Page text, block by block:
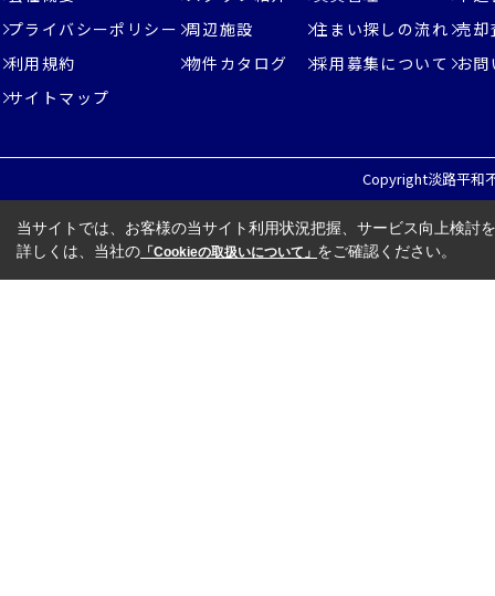
プライバシーポリシー
利用規約
サイトマップ
周辺施設
物件カタログ
住まい探しの流れ
採用募集について
売却
お問
Copyright淡路平和
当サイトでは、お客様の当サイト利用状況把握、サービス向上検討
詳しくは、当社の 「Cookieの取扱いについて」 をご確認ください。